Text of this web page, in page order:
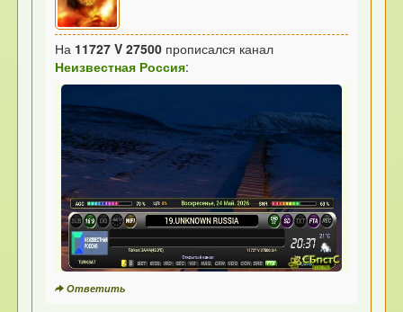
На 11727 V 27500 прописался канал
Неизвестная Россия:
Ответить